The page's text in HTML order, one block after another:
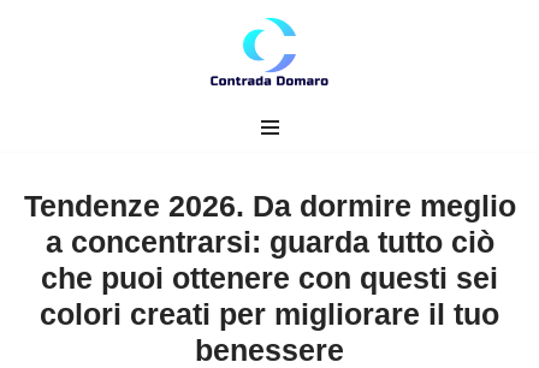
Tendenze 2026. Da dormire meglio
a concentrarsi: guarda tutto ciò
che puoi ottenere con questi sei
colori creati per migliorare il tuo
benessere